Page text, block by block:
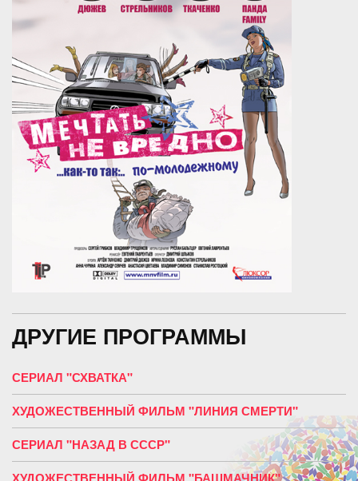
ДРУГИЕ ПРОГРАММЫ
СЕРИАЛ "СХВАТКА"
ХУДОЖЕСТВЕННЫЙ ФИЛЬМ "ЛИНИЯ СМЕРТИ"
СЕРИАЛ "НАЗАД В СССР"